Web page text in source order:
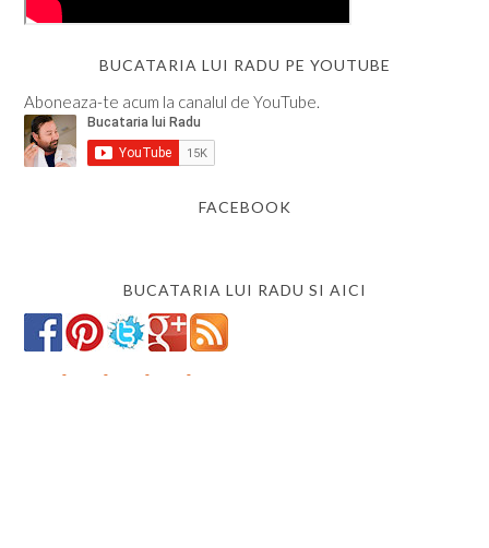
BUCATARIA LUI RADU PE YOUTUBE
Aboneaza-te acum la canalul de YouTube.
FACEBOOK
BUCATARIA LUI RADU SI AICI